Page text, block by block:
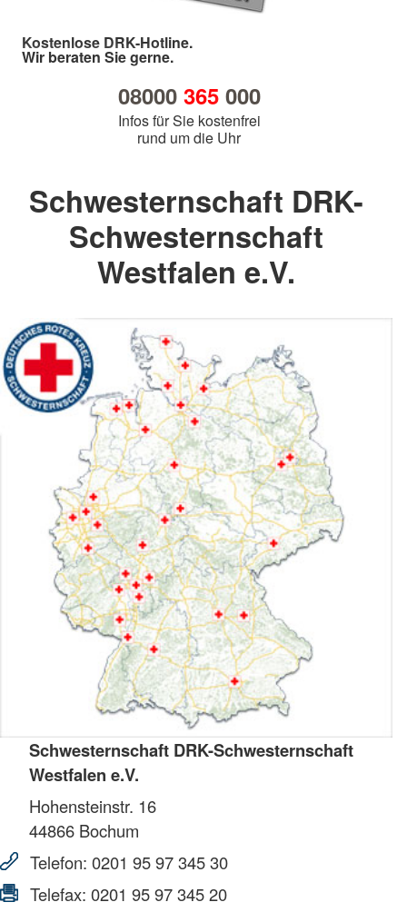
Kostenlose DRK-Hotline.
Wir beraten Sie gerne.
08000 365000
Infos für Sie kostenfrei
rund um die Uhr
Schwesternschaft DRK-
Schwesternschaft
Westfalen e.V.
Schwesternschaft DRK-Schwesternschaft
Westfalen e.V.
Hohensteinstr. 16
44866 Bochum
Telefon: 0201 95 97 345 30
Telefax: 0201 95 97 345 20